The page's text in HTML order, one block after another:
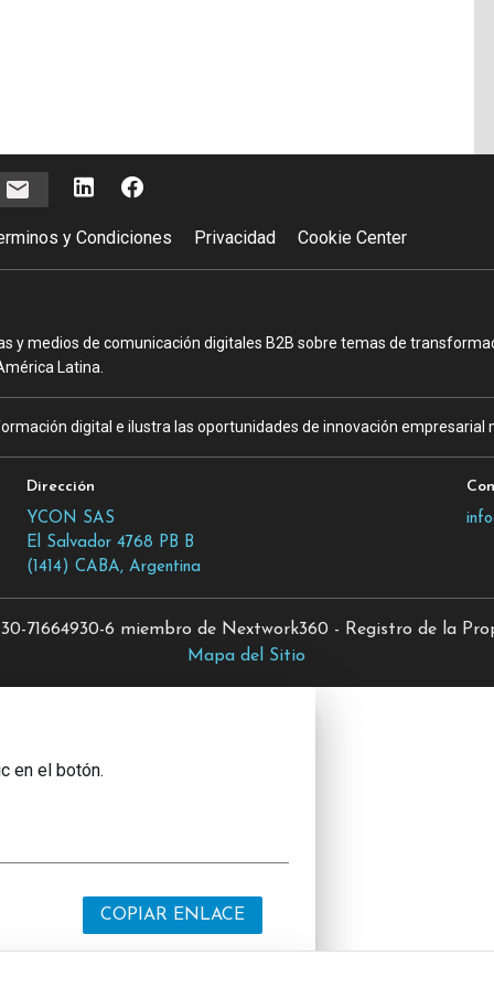
y Condiciones Privacidad Cookie Center
y medios de comunicación digitales B2B sobre temas de
Latina.
digital e ilustra las oportunidades de innovación empresarial
Dirección
YCON SAS
El Salvador 4768 PB B
(1414) CABA, Argentina
71664930-6 miembro de Nextwork360 - Registro de la
Mapa del Sitio
en el botón.
COPIAR ENLACE